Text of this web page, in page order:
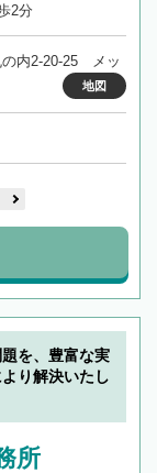
2分
の内2-20-25 メッ
地図
を、豊富な実
り解決いたし
所